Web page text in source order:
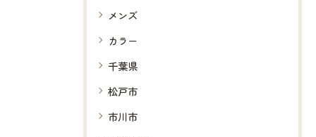
メンズ
カラー
千葉県
松戸市
市川市